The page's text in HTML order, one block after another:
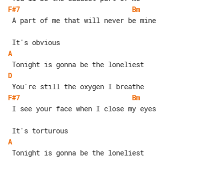
F#7
Bm
A
D
F#7
Bm
A